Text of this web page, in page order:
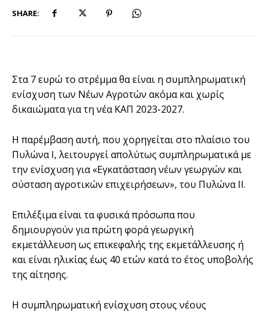
SHARE:
Στα 7 ευρώ το στρέμμα θα είναι η συμπληρωματική
ενίσχυση των Νέων Αγροτών ακόμα και χωρίς
δικαιώματα για τη νέα ΚΑΠ 2023-2027.
Η παρέμβαση αυτή, που χορηγείται στο πλαίσιο του
Πυλώνα Ι, λειτουργεί απολύτως συμπληρωματικά με
την ενίσχυση για «Εγκατάσταση νέων γεωργών και
σύσταση αγροτικών επιχειρήσεων», του Πυλώνα ΙΙ.
Επιλέξιμα είναι τα φυσικά πρόσωπα που
δημιουργούν για πρώτη φορά γεωργική
εκμετάλλευση ως επικεφαλής της εκμετάλλευσης ή
και είναι ηλικίας έως 40 ετών κατά το έτος υποβολής
της αίτησης.
Η συμπληρωματική ενίσχυση στους νέους